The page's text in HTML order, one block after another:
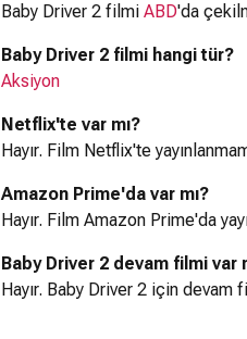
Baby Driver 2 filmi ABD'da
Baby Driver 2 filmi hangi tür?
Aksiyon
Netflix'te var mı?
Hayır. Film Netflix'te
Amazon Prime'da var mı?
Hayır. Film Amazon Prime'da
Baby Driver 2 devam filmi var
Hayır. Baby Driver 2 için devam